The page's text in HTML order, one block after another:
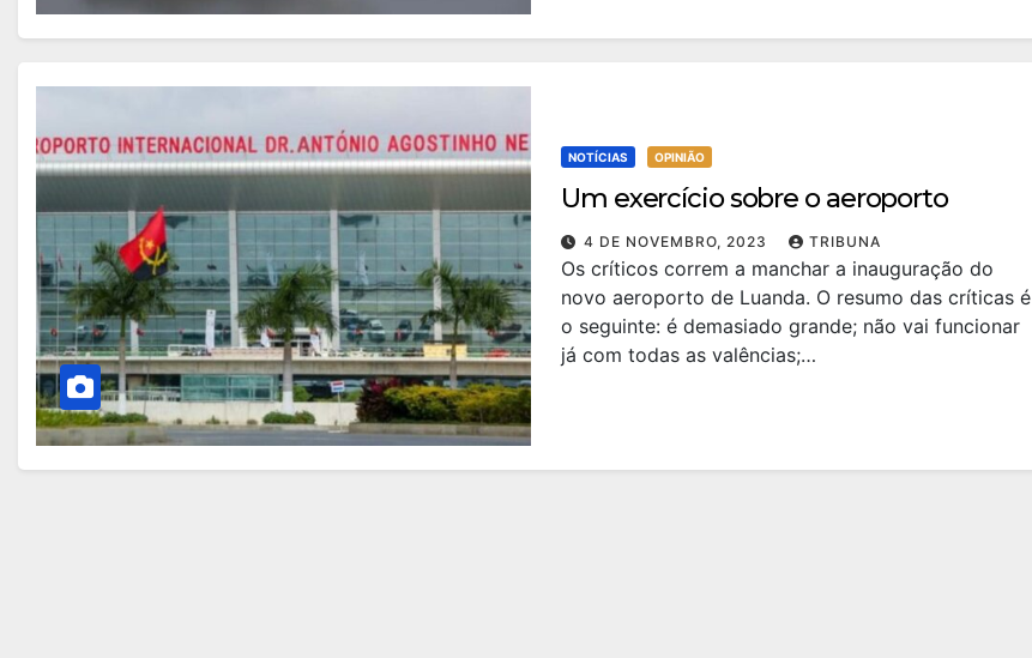
NOTÍCIAS OPINIÃO
Um exercício sobre o aeroporto
4 DE NOVEMBRO, 2023 TRIBUNA
Os críticos correm a manchar a inauguração do
novo aeroporto de Luanda. O resumo das críticas é
o seguinte: é demasiado grande; não vai funcionar
já com todas as valências;…